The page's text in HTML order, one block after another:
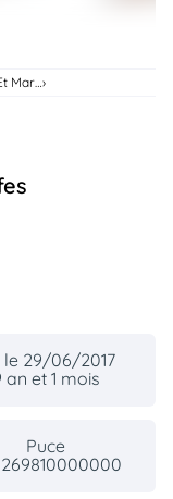
le 29/06/2017
an et 1 mois
Puce